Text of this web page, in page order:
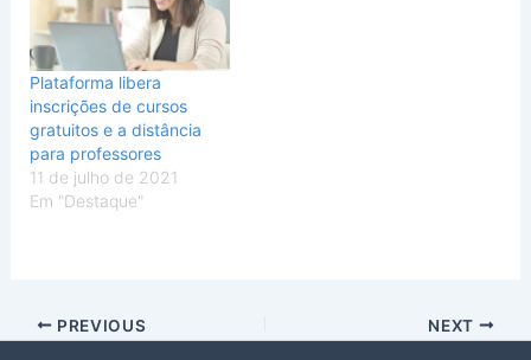
Plataforma libera
inscrições de cursos
gratuitos e a distância
para professores
11 de julho de 2021
Em "Destaque"
PREVIOUS NEXT